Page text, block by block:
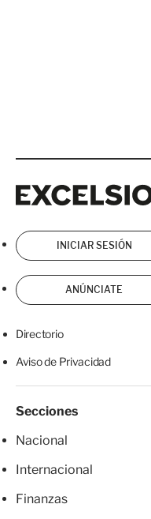
INICIAR SESIÓN
ANÚNCIATE
Directorio
Aviso de Privacidad
Secciones
Nacional
Internacional
Finanzas